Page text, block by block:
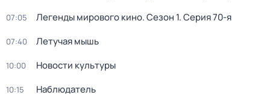
07:05 Легенды мирового кино. Сезон 1. Серия 70-я
07:40 Летучая мышь
10:00 Новости культуры
10:15 Наблюдатель